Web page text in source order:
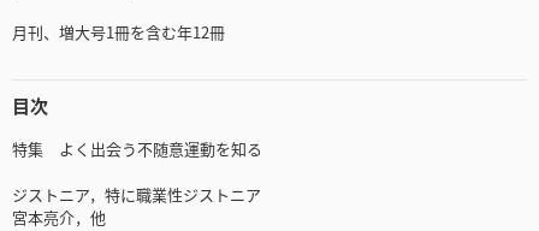
月刊、増大号1冊を含む年12冊
目次
特集 よく出会う不随意運動を知る
ジストニア，特に職業性ジストニア
宮本亮介，他